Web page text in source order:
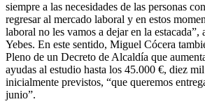
siempre a las necesidades de las personas
regresar al mercado laboral y en estos
laboral no les vamos a dejar en la estacada”,
Yebes. En este sentido, Miguel Cócera
Pleno de un Decreto de Alcaldía que
ayudas al estudio hasta los 45.000 €, diez
inicialmente previstos, “que queremos
junio”.